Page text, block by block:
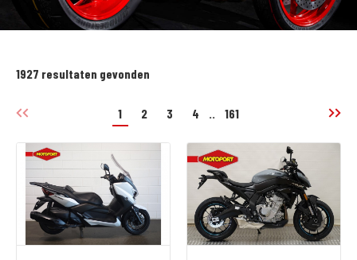
1927 resultaten gevonden
1 2 3 4 .. 161